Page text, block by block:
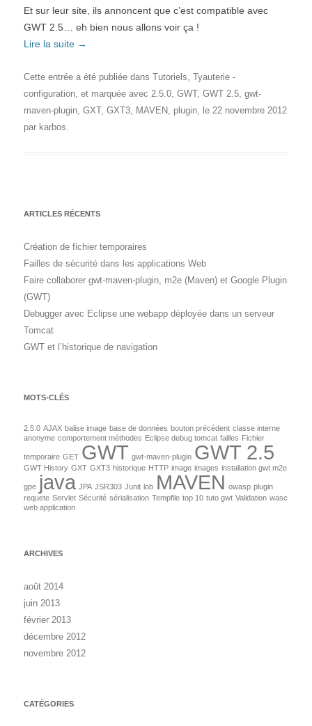
Et sur leur site, ils annoncent que c’est compatible avec
GWT 2.5… eh bien nous allons voir ça !
Lire la suite →
Cette entrée a été publiée dans Tutoriels, Tyauterie -
configuration, et marquée avec 2.5.0, GWT, GWT 2.5, gwt-
maven-plugin, GXT, GXT3, MAVEN, plugin, le 22 novembre 2012
par karbos.
ARTICLES RÉCENTS
Création de fichier temporaires
Failles de sécurité dans les applications Web
Faire collaborer gwt-maven-plugin, m2e (Maven) et Google Plugin
(GWT)
Debugger avec Eclipse une webapp déployée dans un serveur
Tomcat
GWT et l’historique de navigation
MOTS-CLÉS
2.5.0 AJAX balise image base de données bouton précédent classe interne
anonyme comportement méthodes Eclipse debug tomcat failles Fichier
temporaire GET GWT gwt-maven-plugin GWT 2.5
GWT History GXT GXT3 historique HTTP image images installation gwt m2e
gpe java JPA JSR303 Junit lob MAVEN owasp plugin
requete Servlet Sécurité sérialisation Tempfile top 10 tuto gwt Validation wasc
web application
ARCHIVES
août 2014
juin 2013
février 2013
décembre 2012
novembre 2012
CATÉGORIES